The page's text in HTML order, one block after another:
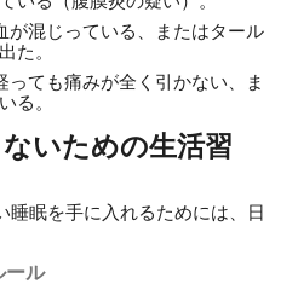
が混じっている、またはタール
た。
っても痛みが全く引かない、ま
る。
いための生活習
睡眠を手に入れるためには、日
ール